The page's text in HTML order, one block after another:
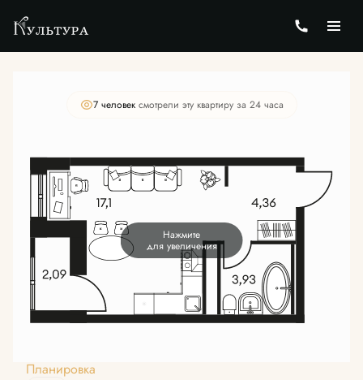
Студия27.48 м Цена по запросу
7 человек смотрели эту квартиру за 24 часа
Нажмите
для увеличения
Планировка